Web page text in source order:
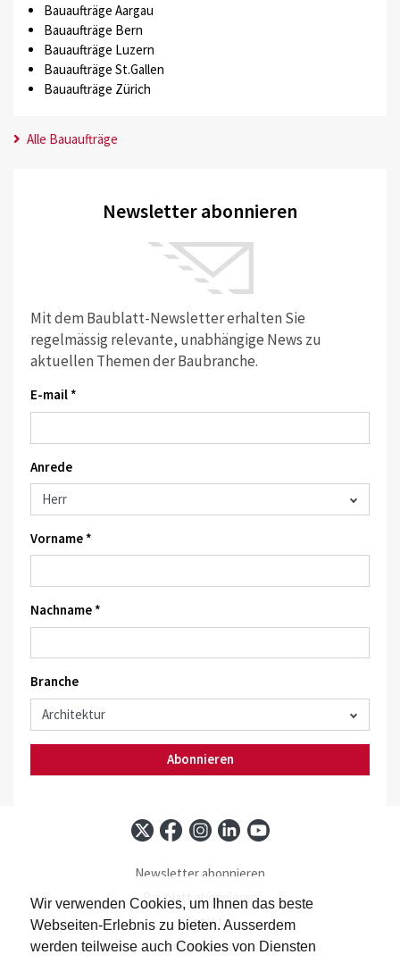
Wir verwenden Cookies, um Ihnen das beste
Webseiten-Erlebnis zu bieten. Ausserdem
werden teilweise auch Cookies von Diensten
Bauaufträge Aargau
Bauaufträge Bern
Bauaufträge Luzern
Bauaufträge St.Gallen
Bauaufträge Zürich
Alle Bauaufträge
Newsletter abonnieren
Mit dem Baublatt-Newsletter erhalten Sie
regelmässig relevante, unabhängige News zu
aktuellen Themen der Baubranche.
E-mail *
Anrede
Vorname *
Nachname *
Branche
Abonnieren
Newsletter abonnieren
Baublatt abonnieren
Kontakt
Impressum